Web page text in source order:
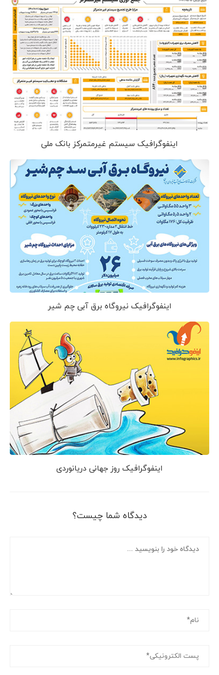
اینفوگرافیک سیستم غیرمتمرکز بانک ملی
اینفوگرافیک نیروگاه برق آبی چم شیر
اینفوگرافیک روز جهانی دریانوردی
دیدگاه شما چیست؟